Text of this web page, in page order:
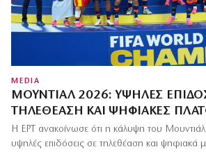
MEDIA
ΜΟΥΝΤΙΆΛ 2026: ΥΨΗΛΈΣ
ΤΗΛΕΘΈΑΣΗ ΚΑΙ ΨΗΦΙΑΚΈΣ
Η ΕΡΤ ανακοίνωσε ότι η κάλυψη του
υψηλές επιδόσεις σε τηλεθέαση και